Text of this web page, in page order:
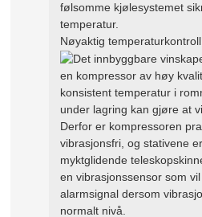
Nøyaktig temperaturkontroll